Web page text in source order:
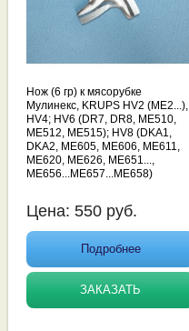
Нож (6 гр) к мясорубке
Мулинекс, KRUPS HV2 (ME2...),
HV4; HV6 (DR7, DR8, ME510,
ME512, ME515); HV8 (DKA1,
DKA2, ME605, ME606, ME611,
ME620, ME626, ME651...,
ME656...ME657...ME658)
Цена:550 руб.
Подробнее
ЗАКАЗАТЬ